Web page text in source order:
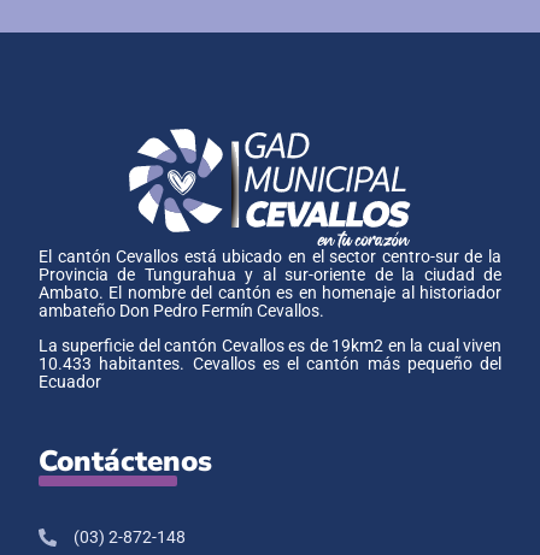
El cantón Cevallos está ubicado en el sector centro-sur de la
Provincia de Tungurahua y al sur-oriente de la ciudad de
Ambato. El nombre del cantón es en homenaje al historiador
ambateño Don Pedro Fermín Cevallos.
La superficie del cantón Cevallos es de 19km2 en la cual viven
10.433 habitantes. Cevallos es el cantón más pequeño del
Ecuador
Contáctenos
(03) 2-872-148